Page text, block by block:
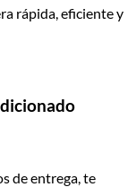
rápida, eficiente y
de entrega, te